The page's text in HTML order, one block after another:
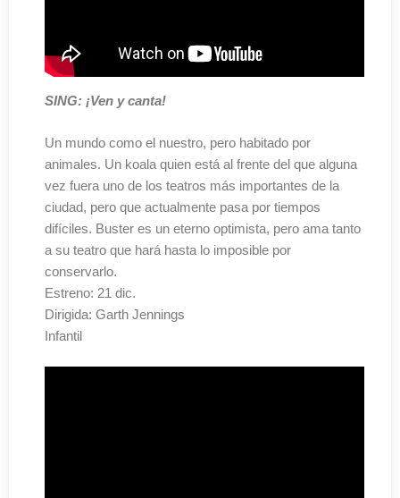
SING: ¡Ven y canta!
Un mundo como el nuestro, pero habitado por
animales. Un koala quien está al frente del que alguna
vez fuera uno de los teatros más importantes de la
ciudad, pero que actualmente pasa por tiempos
difíciles. Buster es un eterno optimista, pero ama tanto
a su teatro que hará hasta lo imposible por
conservarlo.
Estreno: 21 dic.
Dirigida: Garth Jennings
Infantil